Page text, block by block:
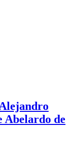
Abelardo de